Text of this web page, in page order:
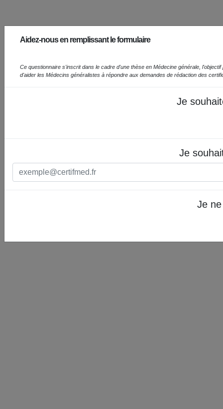
Aidez-nous en remplissant le formulaire
Ce questionnaire s'inscrit dans le cadre d'une thèse en Médecine générale,
d'aider les Médecins généralistes à répondre aux demandes de rédaction des
Je
Je
Je